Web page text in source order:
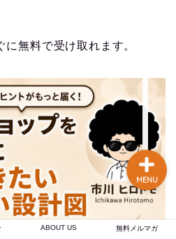
無料で受け取れます。
ABOUT US 無料メルマガ
MENU
煎士歴16年のプロが
ドのオリジナルブ
コーヒー豆卸売り